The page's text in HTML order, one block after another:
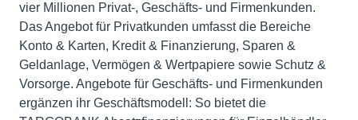
vier Millionen Privat-, Geschäfts- und Firmenkunden.
Das Angebot für Privatkunden umfasst die Bereiche
Konto & Karten, Kredit & Finanzierung, Sparen &
Geldanlage, Vermögen & Wertpapiere sowie Schutz &
Vorsorge. Angebote für Geschäfts- und Firmenkunden
ergänzen ihr Geschäftsmodell: So bietet die